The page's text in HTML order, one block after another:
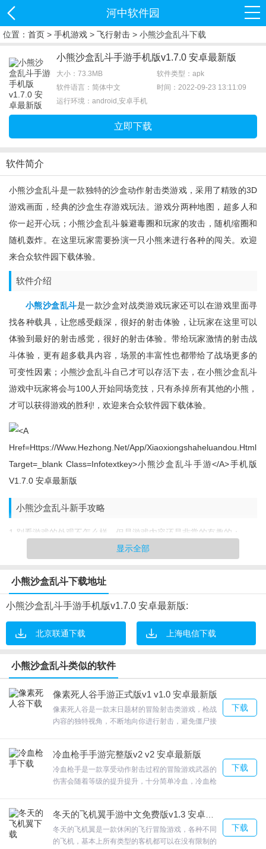
河中软件园
位置： 首页 > 手机游戏 > 飞行射击 > 小熊沙盒乱斗下载
小熊沙盒乱斗手游手机版v1.7.0 安卓最新版
大小：73.3MB
软件类型：apk
软件语言：简体中文
时间：2022-09-23 13:11:09
运行环境：android,安卓手机
立即下载
软件简介
小熊沙盒乱斗是一款独特的沙盒动作射击类游戏，采用了精致的3D
游戏画面，经典的沙盒生存游戏玩法。游戏分两种地图，超多人和
你一起开心玩；小熊沙盒乱斗躲避毒圈和玩家的攻击，随机缩圈和
随机轰炸。在这里玩家需要扮演一只小熊来进行各种的闯关。欢迎
来合众软件园下载体验。
软件介绍
小熊沙盒乱斗是一款沙盒对战类游戏玩家还可以在游戏里面寻
找各种载具，让您感受颇深，很好的射击体验，让玩家在这里可以
体验到最好的射击感觉，很好的射击体验。带给玩家激情的射击战
斗体验，更有超多载具内容，场景的丰富性也都带给了战场更多的
可变性因素；小熊沙盒乱斗自己才可以存活下去，在小熊沙盒乱斗
游戏中玩家将会与100人开始同场竞技，只有杀掉所有其他的小熊，
才可以获得游戏的胜利!，欢迎来合众软件园下载体验。
小熊沙盒乱斗新手攻略
1.别看游戏的外观不怎么样，但是游戏内容还是非常的有趣的；
2.丰富的武器道具加入，这里没有限制，用你拿手的武器去歼灭敌
3.很好的射击体验，让玩家在这里可以体验到最好的射击感觉，很好
的射击体验。
的战场。
小熊沙盒乱斗游戏特色
素；
2.游戏分两种地图，超多人和你一起开心玩；
4.只有杀掉所有其他的小熊，玩家才是最后的胜利者。游戏操作简
单，喜欢就下载体验吧。
显示全部
小熊沙盒乱斗下载地址
小熊沙盒乱斗手游手机版v1.7.0 安卓最新版:
北京联通下载 上海电信下载
小熊沙盒乱斗类似的软件
像素死人谷手游正式版v1 v1.0 安卓最新版
像素死人谷是一款末日题材的冒险射击类游戏，枪战
内容的独特视角，不断地向你进行射击，避免僵尸接
得越来越多，被枪战攻击的对手数量也会增加。将所
有的丧尸击杀来恢复城市的正常，快来体验吧。欢迎
来合众软件园下载体验。
下载
冷血枪手手游完整版v2 v2 安卓最新版
冷血枪手是一款享受动作射击过程的冒险游戏武器的
伤害会随着等级的提升提升，十分简单冷血，冷血枪
景都有不同的任务，欢迎来合众软件园下载体验。
下载
冬天的飞机翼是一款休闲的飞行冒险游戏，各种不同
的飞机，基本上所有类型的客机都可以在没有限制的
下载